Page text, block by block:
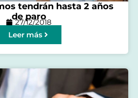
tendrán hasta 2 años
de paro
27/12/2018
Leer más